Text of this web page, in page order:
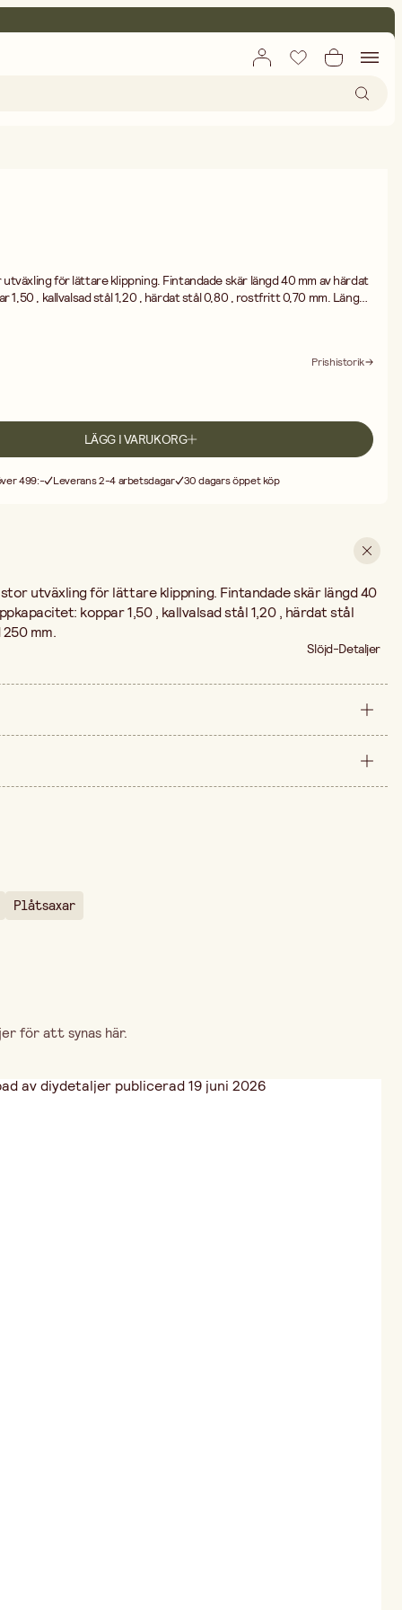
för lättare klippning. Fintandade skär längd 40 mm av härdat
1,50 , kallvalsad stål 1,20 , härdat stål 0,80 , rostfritt 0,70 mm. Längd
Prishistorik
LÄGG I VARUKORG
499:- Leverans 2-4 arbetsdagar 30 dagars öppet köp
utväxling för lättare klippning. Fintandade skär längd 40
koppar 1,50 , kallvalsad stål 1,20 , härdat stål
mm.
Slöjd-Detaljer
styck
Plåtsaxar
för att synas här.